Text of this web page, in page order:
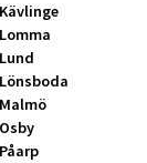
Kävlinge
Lomma
Lund
Lönsboda
Malmö
Osby
Påarp